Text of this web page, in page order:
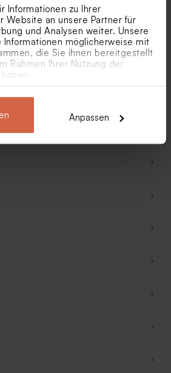
Informationen zu Ihrer
Website an unsere Partner für
und Analysen weiter. Unsere
Informationen möglicherweise mit
die Sie ihnen bereitgestellt
Rahmen Ihrer Nutzung der
Anpassen
oder Krauter